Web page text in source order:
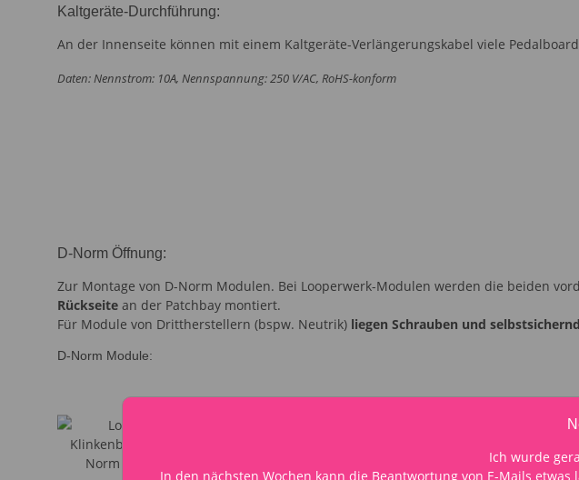
Kaltgeräte-Durchführung:
An der Innenseite können mit einem Kaltgeräte-Verlängerungskabel viele
Daten: Nennstrom: 10A, Nennspannung: 250 V/AC, RoHS-konform
D-Norm Öffnung:
Zur Montage von D-Norm Modulen. Bei Looperwerk-Modulen werden die beiden
Rückseite an der Patchbay montiert.
Für Module von Drittherstellern (bspw. Neutrik) liegen Schrauben und
D-Norm Module:
Ich wurde
In den nächsten Wochen kann die Beantwortung von E-Mails